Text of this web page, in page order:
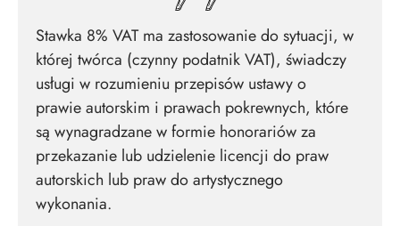
Stawka 8% VAT ma zastosowanie do sytuacji, w
której twórca (czynny podatnik VAT), świadczy
usługi w rozumieniu przepisów ustawy o
prawie autorskim i prawach pokrewnych, które
są wynagradzane w formie honorariów za
przekazanie lub udzielenie licencji do praw
autorskich lub praw do artystycznego
wykonania.